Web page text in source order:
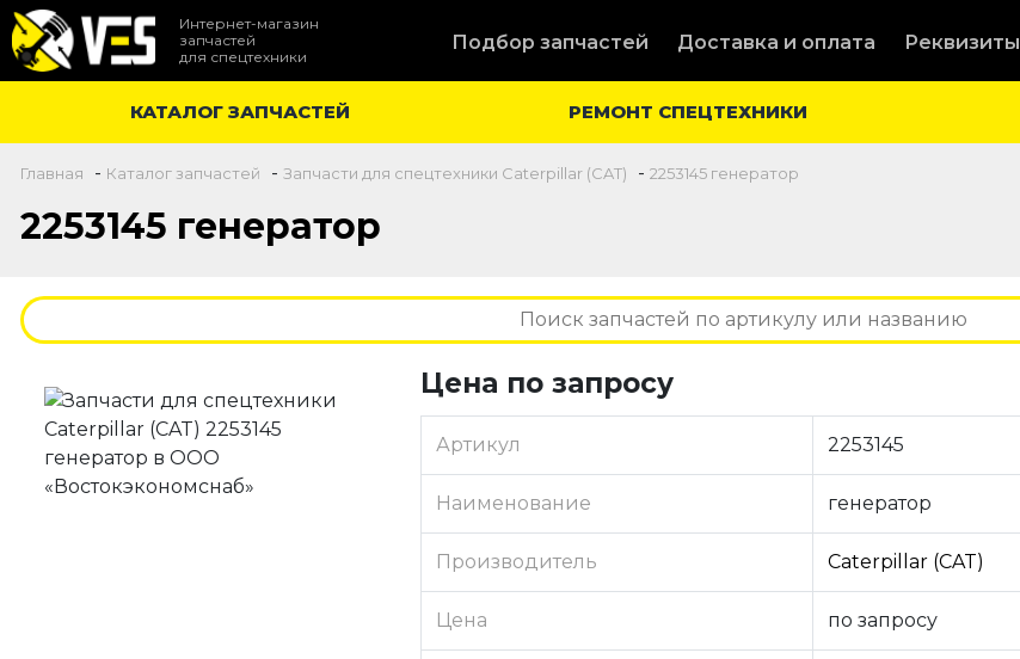
Интернет-магазин
запчастей
для спецтехники
Подбор запчастей Доставка и оплата Реквизиты
КАТАЛОГ ЗАПЧАСТЕЙ РЕМОНТ СПЕЦТЕХНИКИ
Главная - Каталог запчастей - Запчасти для спецтехники Caterpillar (CAT) - 2253145 генератор
2253145 генератор
Цена по запросу
Артикул 2253145
Наименование генератор
Производитель Caterpillar (CAT)
Цена по запросу